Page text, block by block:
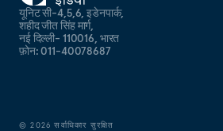
यूनिट सी-4,5,6, इडेनपार्क,
शहीद जीत सिंह मार्ग,
नई दिल्ली- 110016, भारत
फ़ोन: 011-40078687
©2026 सर्वाधिकार सुरक्षित